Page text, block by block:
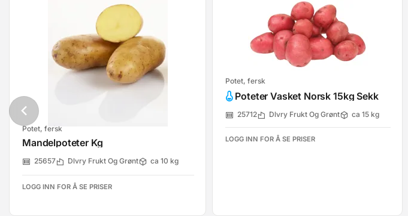
Potet, fersk
Mandelpoteter Kg
25657 Dlvry Frukt Og Grønt ca 10 kg
LOGG INN FOR Å SE PRISER
Potet, fersk
Poteter Vasket Norsk 15kg Sekk
25712 Dlvry Frukt Og Grønt ca 15 kg
LOGG INN FOR Å SE PRISER